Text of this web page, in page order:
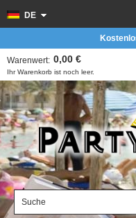
DE
Ihr Warenkorb ist noch leer.
Warenwert: 0,00 €